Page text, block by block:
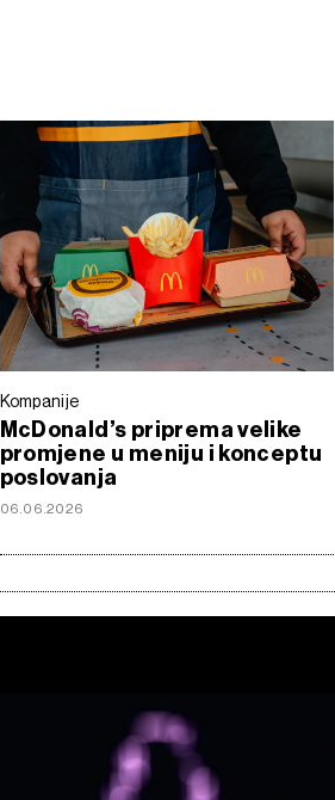
Kompanije
McDonald’s priprema velike
promjene u meniju i konceptu
poslovanja
06.06.2026